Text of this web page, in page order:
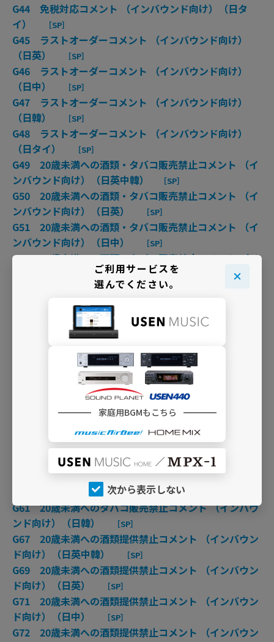
G44 免税対応コメント （インバウンド向け）（日タ
イ）
［SP］
G45 ラストオーダーコメント （インバウンド向け）
（日英）
［SP］
G46 ラストオーダーコメント （インバウンド向け）
（日中）
［SP］
G47 ラストオーダーコメント （インバウンド向け）
（日韓）
［SP］
G48 ラストオーダーコメント （インバウンド向け）
（日タイ）
［SP］
G49 20歳未満への酒類・タバコ販売禁止コメント （イ
ンバウンド向け）（日英中韓）
［SP］
G50 20歳未満への酒類・タバコ販売禁止コメント （イ
ンバウンド向け）（日英）
［SP］
G51 20歳未満への酒類・タバコ販売禁止コメント （イ
ンバウンド向け）（日中）
［SP］
G52 20歳未満への酒類・タバコ販売禁止コメント （イ
ンバウンド向け）（日韓） ［SP］
G53 20歳未満への酒類販売禁止コメント （インバウン
ド向け）（日英中韓）
G54 20歳未満への酒類販売禁止コメント （インバウン
ド向け）（日英）［SP］
G55 20歳未満への酒類販売禁止コメント （インバウン
ド向け）（日中）［SP］
G56 20歳未満への酒類販売禁止コメント （インバウン
ド向け）（日韓）［SP］
G57 20歳未満へのタバコ販売禁止コメント （インバウ
ンド向け）（日英中韓）［SP］
G59 20歳未満へのタバコ販売禁止コメント （インバウ
ンド向け）（日英）［SP］
G60 20歳未満へのタバコ販売禁止コメント （インバウ
ンド向け）（日中）［SP］
G61 20歳未満へのタバコ販売禁止コメント （インバウ
ンド向け）（日韓）
［SP］
G67 20歳未満への酒類提供禁止コメント （インバウン
ド向け）（日英中韓）
［SP］
G69 20歳未満への酒類提供禁止コメント （インバウン
ド向け）（日英）
［SP］
G71 20歳未満への酒類提供禁止コメント （インバウン
ド向け）（日中）
［SP］
G72 20歳未満への酒類提供禁止コメント （インバウン
ご利用サービスを
選んでください。
家庭用BGMもこちら
次から表示しない